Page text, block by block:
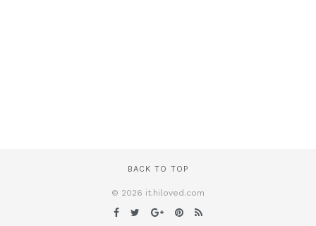
BACK TO TOP
© 2026 it.hiloved.com